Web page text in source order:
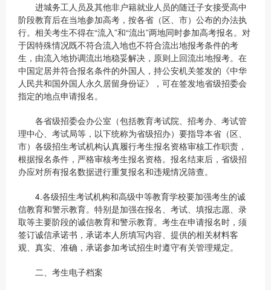
进城务工人员及其他非户籍就业人员的随迁子女接受高中
阶段教育后在当地参加高考，按各省（区、市）公布的办法执
行。相关考生不得在“流入”和“流出”两地同时参加高考报名。对
于因特殊情况既不符合流入地也不符合流出地报考条件的考
生，由流入地协调流出地稳妥解决，原则上回流出地报考。在
中国定居并符合报名条件的外国人，持公安机关签发的《中华
人民共和国外国人永久居留身份证》，可在签发地省级招委会
指定的地点申请报名。
各省级招委会办公室（包括教育考试院、招考办、考试管
理中心、考试局等，以下统称为省级招办）要指导本省（区、
市）各级招生考试机构认真履行考生报名资格审核工作职责，
根据报名条件，严格审核考生报名资格。报名结束后，省级招
办应对所有报名数据进行重复报名和违规情况筛查。
4.各级招生考试机构和高级中等教育学校要加强考生的诚
信教育和警示教育。特别是加强在报名、考试、填报志愿、录
取等主要阶段的诚信教育和警示教育。考生在申请报名时，须
签订诚信承诺书，承诺本人所填写内容、提供的相关材料客
观、真实、准确，承诺参加考试招生时遵守有关管理规定。
二、考生电子档案